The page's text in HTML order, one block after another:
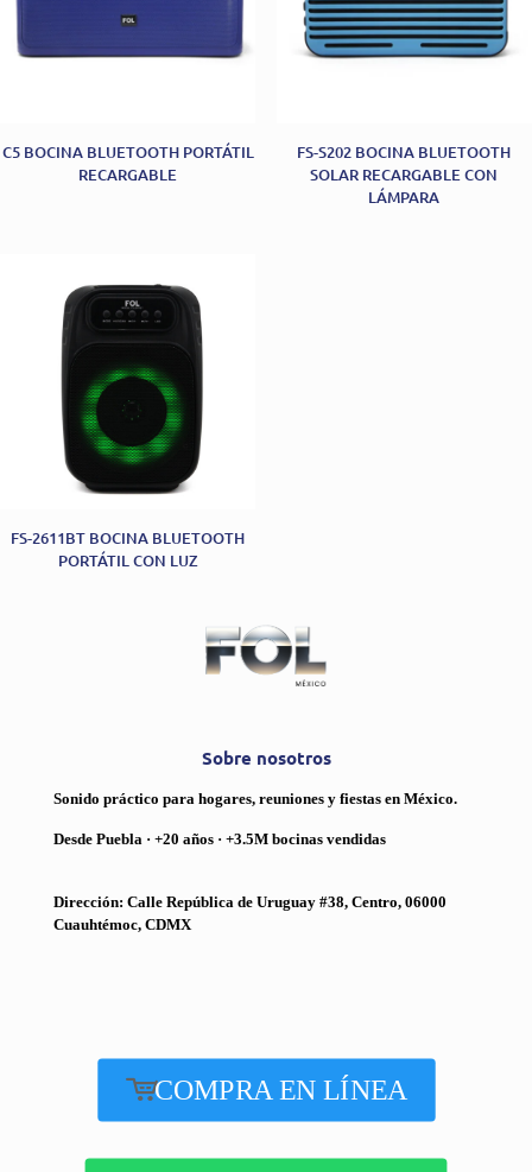
C5 BOCINA BLUETOOTH PORTÁTIL
RECARGABLE
FS-S202 BOCINA BLUETOOTH
SOLAR RECARGABLE CON
LÁMPARA
FS-2611BT BOCINA BLUETOOTH
PORTÁTIL CON LUZ
Sobre nosotros
Sonido práctico para hogares, reuniones y fiestas en México.
Desde Puebla · +20 años · +3.5M bocinas vendidas
Dirección: Calle República de Uruguay #38, Centro, 06000
Cuauhtémoc, CDMX
COMPRA EN LÍNEA